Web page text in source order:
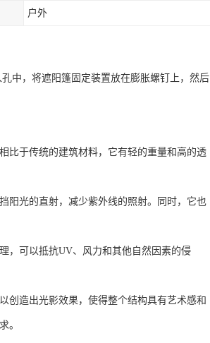
户外
中，将遮阳篷固定装置放在膨胀螺钉上，然后
比于传统的建筑材料，它有轻的重量和高的透
阳光的直射，减少紫外线的照射。同时，它也
，可以抵抗UV、风力和其他自然因素的侵
创造出光影效果，使得整个结构具有艺术感和
。